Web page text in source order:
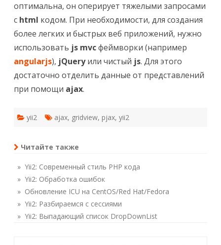
оптимальна, он оперирует тяжелыми запросами
с html кодом. При необходимости, для создания
более легких и быстрых веб приложений, нужно
использовать js mvcфеймворки (например
angularjs), jQueryили чистый js. Для этого
достаточно отделить данные от представлений
при помощи ajax.
yii2 ajax, gridview, pjax, yii2
Читайте также
» Yii2: Современный стиль PHP кода
» Yii2: Обработка ошибок
» Обновление ICU на CentOS/Red Hat/Fedora
» Yii2: Разбираемся с сессиями
» Yii2: Выпадающий список DropDownList